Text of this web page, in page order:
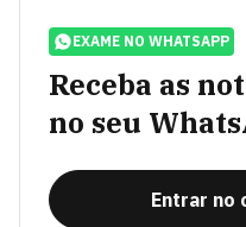
EXAME NO WHATSAPP
Receba as
no seu
Entrar no